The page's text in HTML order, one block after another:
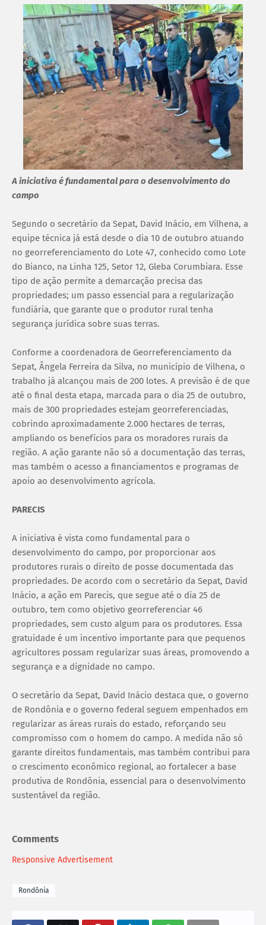
A iniciativa é fundamental para o desenvolvimento do
campo
Segundo o secretário da Sepat, David Inácio, em Vilhena, a
equipe técnica já está desde o dia 10 de outubro atuando
no georreferenciamento do Lote 47, conhecido como Lote
do Bianco, na Linha 125, Setor 12, Gleba Corumbiara. Esse
tipo de ação permite a demarcação precisa das
propriedades; um passo essencial para a regularização
fundiária, que garante que o produtor rural tenha
segurança jurídica sobre suas terras.
Conforme a coordenadora de Georreferenciamento da
Sepat, Ângela Ferreira da Silva, no município de Vilhena, o
trabalho já alcançou mais de 200 lotes. A previsão é de que
até o final desta etapa, marcada para o dia 25 de outubro,
mais de 300 propriedades estejam georreferenciadas,
cobrindo aproximadamente 2.000 hectares de terras,
ampliando os benefícios para os moradores rurais da
região. A ação garante não só a documentação das terras,
mas também o acesso a financiamentos e programas de
apoio ao desenvolvimento agrícola.
PARECIS
A iniciativa é vista como fundamental para o
desenvolvimento do campo, por proporcionar aos
produtores rurais o direito de posse documentada das
propriedades. De acordo com o secretário da Sepat, David
Inácio, a ação em Parecis, que segue até o dia 25 de
outubro, tem como objetivo georreferenciar 46
propriedades, sem custo algum para os produtores. Essa
gratuidade é um incentivo importante para que pequenos
agricultores possam regularizar suas áreas, promovendo a
segurança e a dignidade no campo.
O secretário da Sepat, David Inácio destaca que, o governo
de Rondônia e o governo federal seguem empenhados em
regularizar as áreas rurais do estado, reforçando seu
compromisso com o homem do campo. A medida não só
garante direitos fundamentais, mas também contribui para
o crescimento econômico regional, ao fortalecer a base
produtiva de Rondônia, essencial para o desenvolvimento
sustentável da região.
Comments
Responsive Advertisement
Rondônia